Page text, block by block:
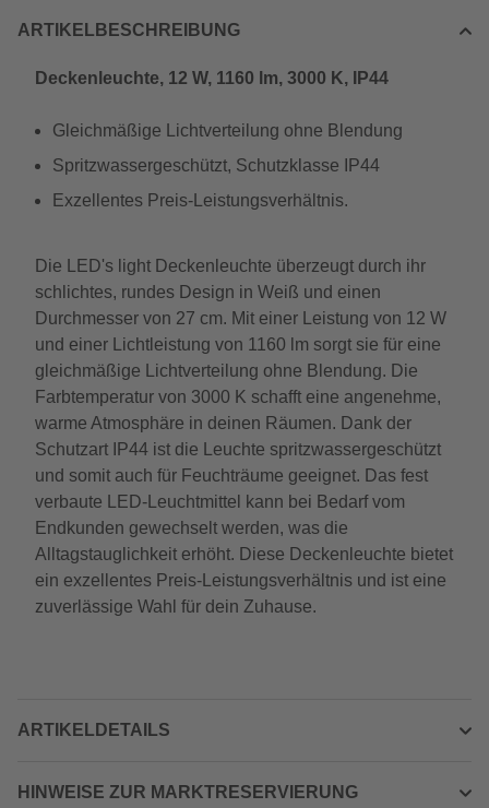
ARTIKELBESCHREIBUNG
Deckenleuchte, 12 W, 1160 lm, 3000 K, IP44
Gleichmäßige Lichtverteilung ohne Blendung
Spritzwassergeschützt, Schutzklasse IP44
Exzellentes Preis-Leistungsverhältnis.
Die LED's light Deckenleuchte überzeugt durch ihr
schlichtes, rundes Design in Weiß und einen
Durchmesser von 27 cm. Mit einer Leistung von 12 W
und einer Lichtleistung von 1160 lm sorgt sie für eine
gleichmäßige Lichtverteilung ohne Blendung. Die
Farbtemperatur von 3000 K schafft eine angenehme,
warme Atmosphäre in deinen Räumen. Dank der
Schutzart IP44 ist die Leuchte spritzwassergeschützt
und somit auch für Feuchträume geeignet. Das fest
verbaute LED-Leuchtmittel kann bei Bedarf vom
Endkunden gewechselt werden, was die
Alltagstauglichkeit erhöht. Diese Deckenleuchte bietet
ein exzellentes Preis-Leistungsverhältnis und ist eine
zuverlässige Wahl für dein Zuhause.
ARTIKELDETAILS
HINWEISE ZUR MARKTRESERVIERUNG